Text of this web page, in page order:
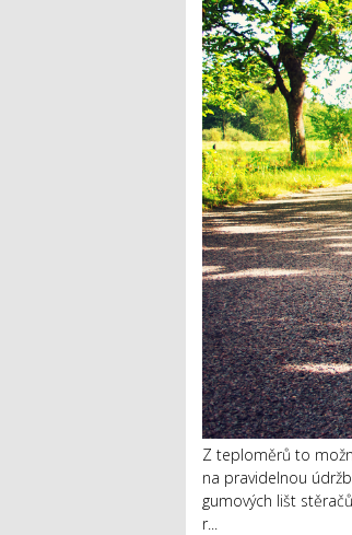
Z teploměrů to
na pravidelnou
gumových lišt
r...